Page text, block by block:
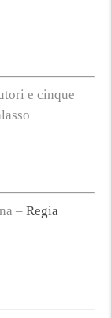
e cinque
– Regia